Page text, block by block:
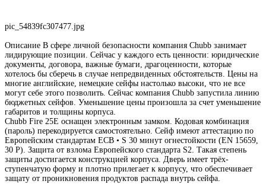
pic_54839fc307477.jpg
Описание В сфере личной безопасности компания Chubb занимает
лидирующие позиции. Сейчас у каждого есть ценности: юридические
документы, договора, важные бумаги, драгоценности, которые
хотелось бы сберечь в случае непредвиденных обстоятельств. Цены на
многие английские, немецкие сейфы настолько высоки, что не все
могут себе этого позволить. Сейчас компания Chubb запустила линию
бюджетных сейфов. Уменьшение цены произошла за счет уменьшение
габаритов и толщины корпуса.
Chubb Fire 25E оснащен электронным замком. Кодовая комбинация
(пароль) перекодируется самостоятельно. Сейф имеют аттестацию по
Европейским стандартам ECB • S 30 минут огнестойкости (EN 15659,
30 P). Защита от взлома Европейского стандарта S2. Такая степень
защиты достигается конструкцией корпуса. Дверь имеет трёх-
ступенчатую форму и плотно прилегает к корпусу, что обеспечивает
защату от проникновения продуктов распада внутрь сейфа.